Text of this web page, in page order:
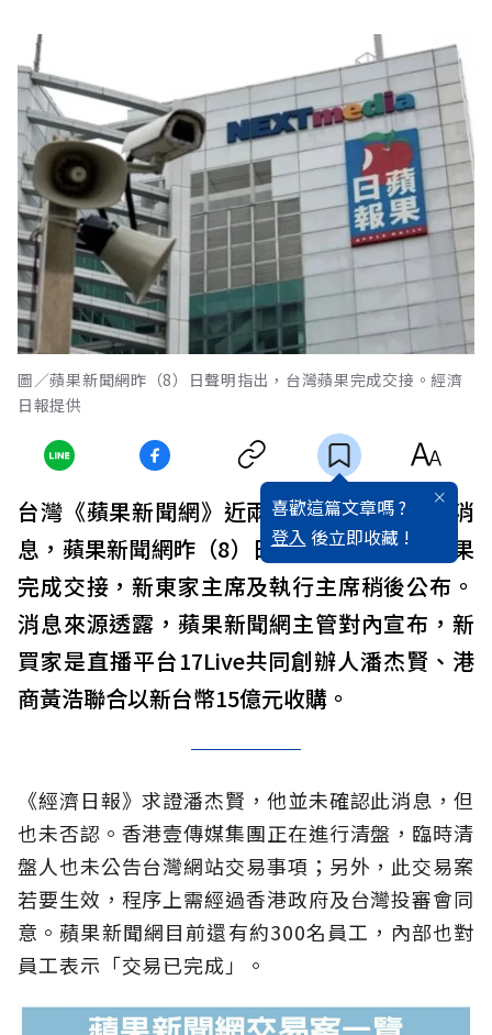
圖／蘋果新聞網昨（8）日聲明指出，台灣蘋果完成交接。經濟
日報提供
喜歡這篇文章嗎 ?
登入 後立即收藏 !
台灣《蘋果新聞網》近兩年不斷傳出被併購消
息，蘋果新聞網昨（8）日聲明指出，台灣蘋果
完成交接，新東家主席及執行主席稍後公布。
消息來源透露，蘋果新聞網主管對內宣布，新
買家是直播平台17Live共同創辦人潘杰賢、港
商黃浩聯合以新台幣15億元收購。
《經濟日報》求證潘杰賢，他並未確認此消息，但
也未否認。香港壹傳媒集團正在進行清盤，臨時清
盤人也未公告台灣網站交易事項；另外，此交易案
若要生效，程序上需經過香港政府及台灣投審會同
意。蘋果新聞網目前還有約300名員工，內部也對
員工表示「交易已完成」。